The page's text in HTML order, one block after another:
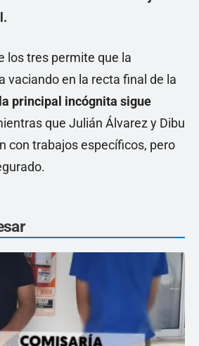
los tres permite que la
vaciando en la recta final de la
principal incógnita sigue
que Julián Álvarez y Dibu
con trabajos específicos, pero